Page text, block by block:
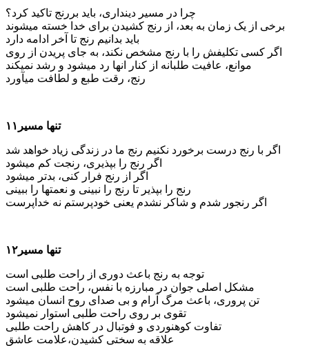
چرا در مسیر دینداری، باید بررنج تاکید کرد؟
برخی از یک زمان به بعد، از رنج کشیدن برای خدا خسته می­شوند
باید بدانیم رنج تا آخر ادامه دارد
اگر کسی تکلیفش را با رنج مشخص نکند، به جای پریدن از روی
موانع، عافیت طلبانه از کنار انها رد می­شود و رشد نمی­کند
رنج، رقت طبع و لطافت می­آورد
تنها مسیر۱۱
اگر با رنج درست برخورد نکنیم رنج ما در زندگی زیاد خواهد شد
اگر رنج را بپذیری، رنجت کم می­شود
اگر از رنج فرار کنی، بدتر می­شود
رنج را بپذیر تا رنج را نبینی و نعمتها را ببینی
اگر رنجور شدم و شاکر نشدم یعنی خودپرستم نه خداپرست
تنها مسیر۱۲
توجه به رنج باعث دوری از راحت طلبی است
مشکل اصلی جوان در مبارزه با نفس، راحت طلبی است
تن پروری، باعث مرگ آرام و بی صدای روح انسان می­شود
تقوی بر روی راحت طلبی استوار نمی­شود
تفاوت کوهنوردی و فوتبال در کاهش راحت طلبی
علاقه به سختی کشیدن،علامت عاشق